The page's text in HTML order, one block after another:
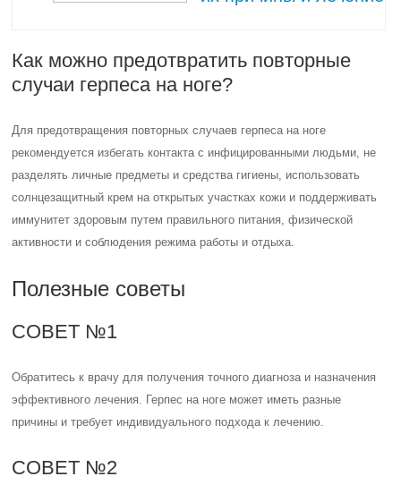
Как можно предотвратить повторные
случаи герпеса на ноге?
Для предотвращения повторных случаев герпеса на ноге
рекомендуется избегать контакта с инфицированными людьми, не
разделять личные предметы и средства гигиены, использовать
солнцезащитный крем на открытых участках кожи и поддерживать
иммунитет здоровым путем правильного питания, физической
активности и соблюдения режима работы и отдыха.
Полезные советы
СОВЕТ №1
Обратитесь к врачу для получения точного диагноза и назначения
эффективного лечения. Герпес на ноге может иметь разные
причины и требует индивидуального подхода к лечению.
СОВЕТ №2